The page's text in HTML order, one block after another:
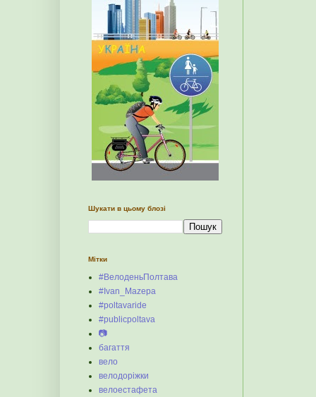
Шукати в цьому блозі
Мітки
#ВелоденьПолтава
#Ivan_Mazepa
#poltavaride
#publicpoltava
📷
багаття
вело
велодоріжки
велоестафета